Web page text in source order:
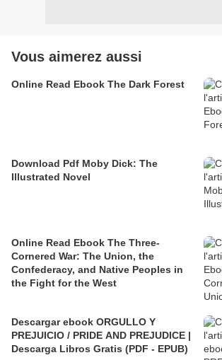
Vous aimerez aussi
Online Read Ebook The Dark Forest
Download Pdf Moby Dick: The
Illustrated Novel
Online Read Ebook The Three-
Cornered War: The Union, the
Confederacy, and Native Peoples in
the Fight for the West
Descargar ebook ORGULLO Y
PREJUICIO / PRIDE AND PREJUDICE |
Descarga Libros Gratis (PDF - EPUB)